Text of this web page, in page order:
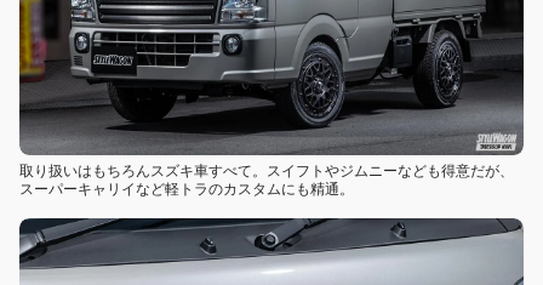
取り扱いはもちろんスズキ車すべて。スイフトやジムニーなども得意だが、
スーパーキャリイなど軽トラのカスタムにも精通。